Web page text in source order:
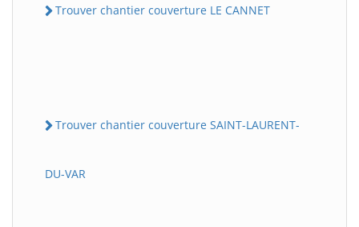
Trouver chantier couverture LE CANNET
Trouver chantier couverture SAINT-LAURENT-
DU-VAR